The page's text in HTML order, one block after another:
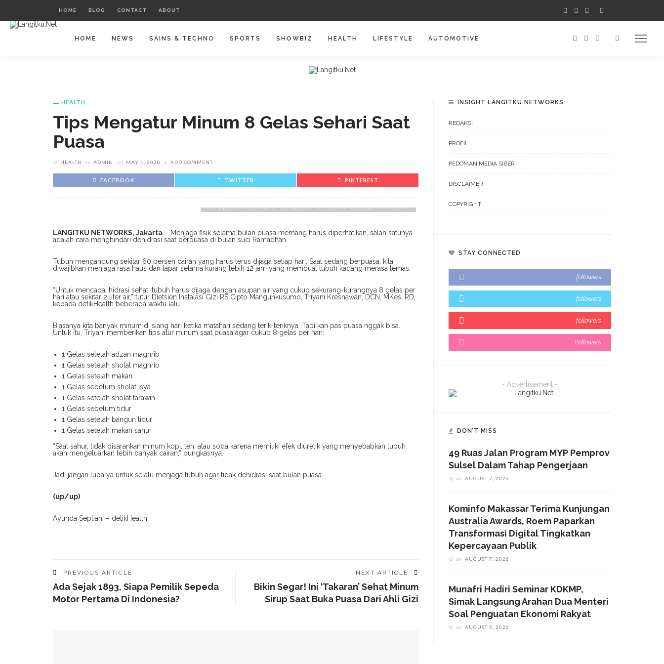
HOME BLOG CONTACT ABOUT
HOME NEWS SAINS & TECHNO SPORTS SHOWBIZ HEALTH LIFESTYLE AUTOMOTIVE
HEALTH
Tips Mengatur Minum 8 Gelas Sehari Saat
Puasa
HEALTH by ADMIN on MAY 1, 2020 ADD COMMENT
FACEBOOK TWITTER PINTEREST
Meski puasa, hidrasi atau kecukupan cairan tetap harus dijaga (Foto: iStock)
LANGITKU NETWORKS, Jakarta – Menjaga fisik selama bulan puasa memang harus diperhatikan, salah satunya
adalah cara menghindari dehidrasi saat berpuasa di bulan suci Ramadhan.
Tubuh mengandung sekitar 60 persen cairan yang harus terus dijaga setiap hari. Saat sedang berpuasa, kita
diwajibkan menjaga rasa haus dan lapar selama kurang lebih 12 jam yang membuat tubuh kadang merasa lemas.
“Untuk mencapai hidrasi sehat, tubuh harus dijaga dengan asupan air yang cukup sekurang-kurangnya 8 gelas per
hari atau sekitar 2 liter air,” tutur Dietsien Instalasi Gizi RS Cipto Mangunkusumo, Triyani Kresnawan, DCN, MKes, RD,
kepada detikHealth beberapa waktu lalu.
Biasanya kita banyak minum di siang hari ketika matahari sedang terik-teriknya. Tapi kan pas puasa nggak bisa.
Untuk itu, Triyani memberikan tips atur minum saat puasa agar cukup 8 gelas per hari:
1 Gelas setelah adzan maghrib
1 Gelas setelah sholat maghrib
1 Gelas setelah makan
1 Gelas sebelum sholat isya
1 Gelas setelah sholat tarawih
1 Gelas sebelum tidur
1 Gelas setelah bangun tidur
1 Gelas setelah makan sahur
“Saat sahur, tidak disarankan minum kopi, teh, atau soda karena memiliki efek diuretik yang menyebabkan tubuh
akan mengeluarkan lebih banyak cairan,” pungkasnya.
Jadi jangan lupa ya untuk selalu menjaga tubuh agar tidak dehidrasi saat bulan puasa.
(up/up)
Ayunda Septiani – detikHealth
PREVIOUS ARTICLE
Ada Sejak 1893, Siapa Pemilik Sepeda
Motor Pertama Di Indonesia?
NEXT ARTICLE
Bikin Segar! Ini ‘Takaran’ Sehat Minum
Sirup Saat Buka Puasa Dari Ahli Gizi
INSIGHT LANGITKU NETWORKS
REDAKSI
PROFIL
PEDOMAN MEDIA SIBER
DISCLAIMER
COPYRIGHT
STAY CONNECTED
followers
followers
followers
Followers
- Advertisement -
DON’T MISS
49 Ruas Jalan Program MYP Pemprov
Sulsel Dalam Tahap Pengerjaan
on AUGUST 7, 2026
Kominfo Makassar Terima Kunjungan
Australia Awards, Roem Paparkan
Transformasi Digital Tingkatkan
Kepercayaan Publik
on AUGUST 7, 2026
Munafri Hadiri Seminar KDKMP,
Simak Langsung Arahan Dua Menteri
Soal Penguatan Ekonomi Rakyat
on AUGUST 5, 2026